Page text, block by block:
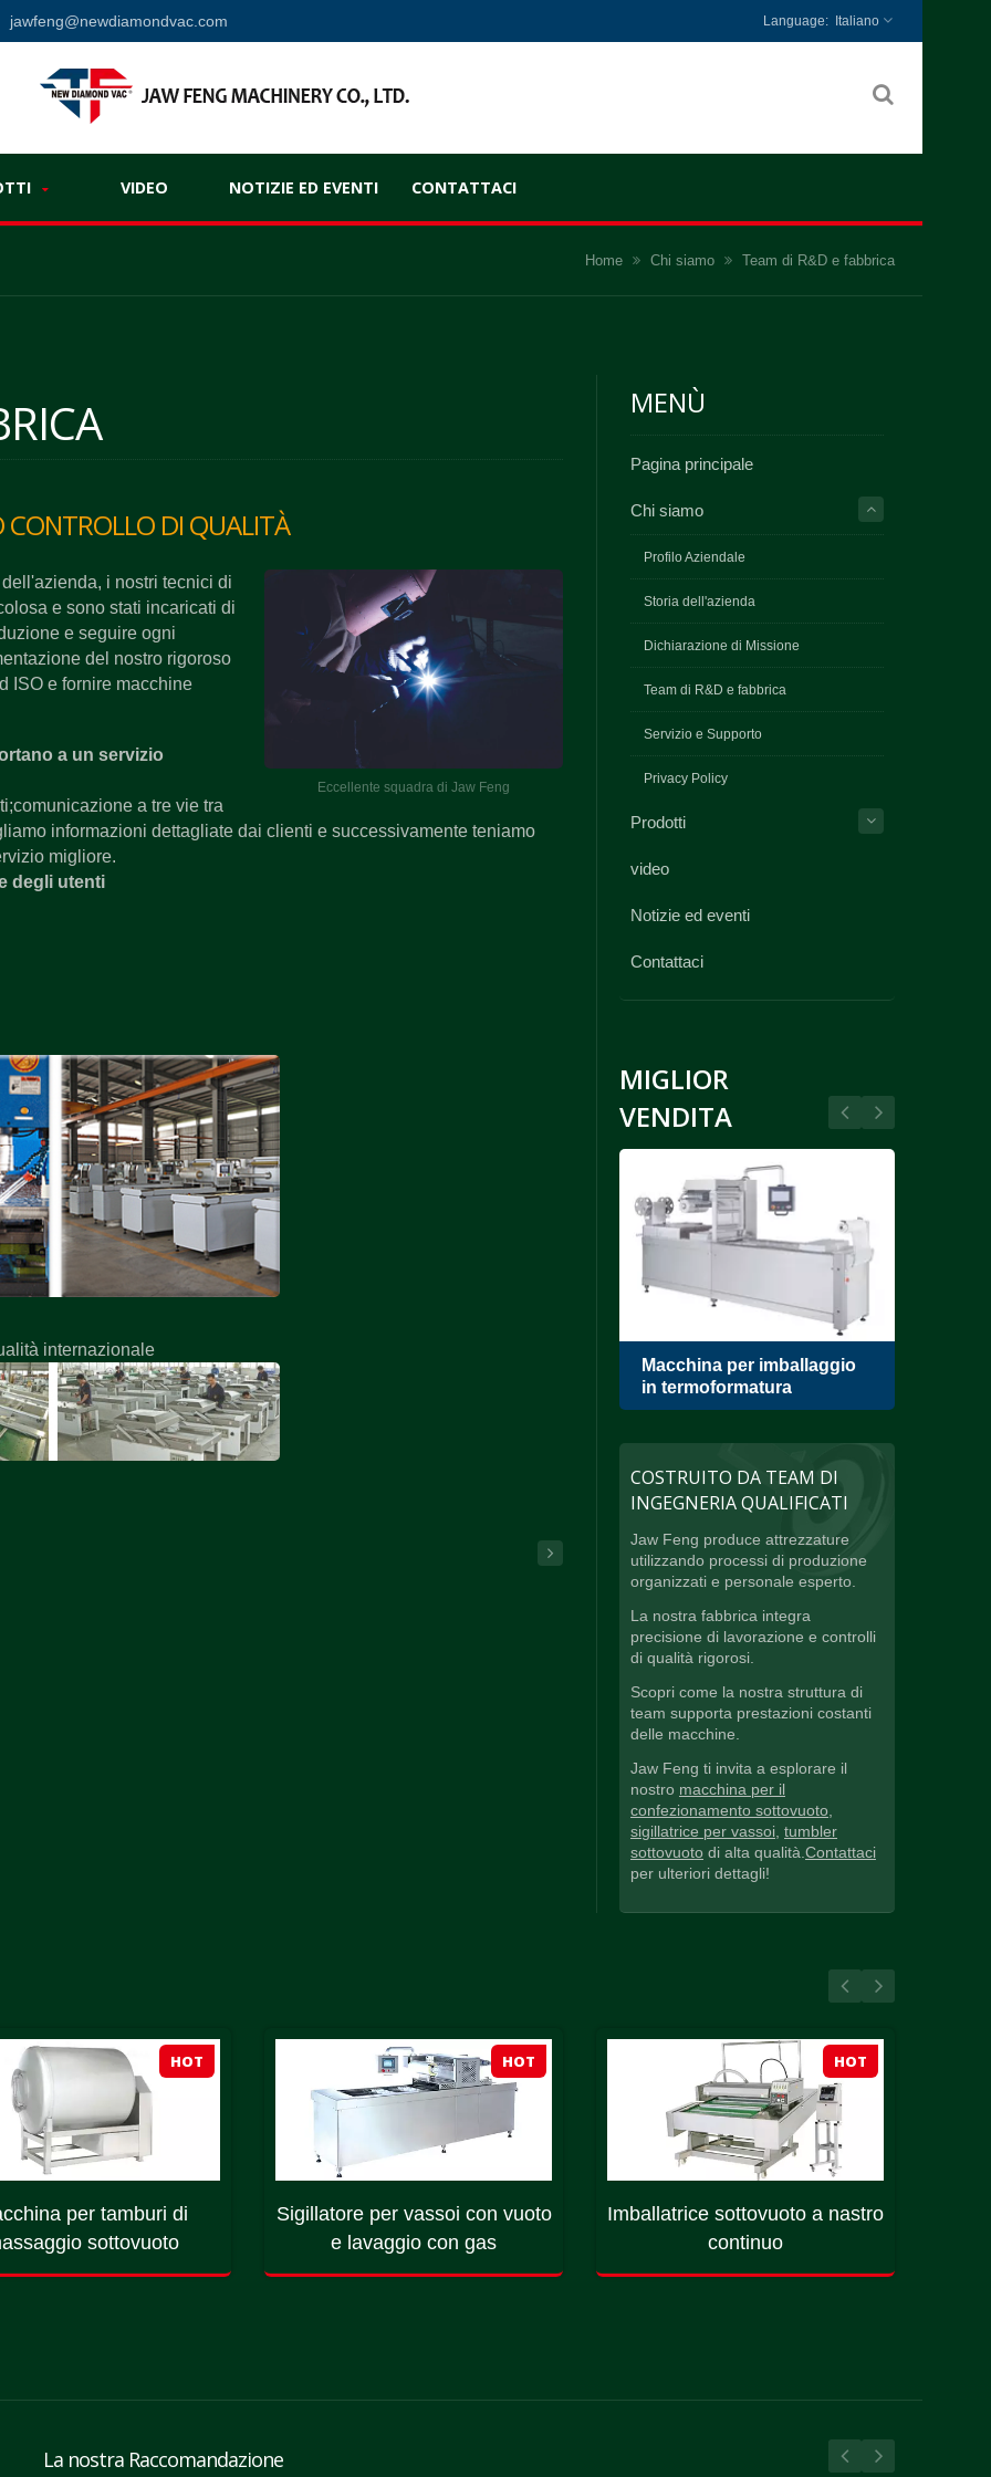
jawfeng@newdiamondvac.com Italiano
VIDEO NOTIZIE ED EVENTI CONTATTACI
Home Chi siamo Team di R&D e fabbrica
CONTROLLO DI QUALITÀ
Eccellente squadra di Jaw Feng
i nostri tecnici di
e sono stati incaricati di
e seguire ogni
del nostro rigoroso
ISO e fornire macchine
a un servizio
a tre vie tra
informazioni dettagliate dai clienti e successivamente teniamo
migliore.
degli utenti
internazionale
MENÙ
Pagina principale
Chi siamo
Profilo Aziendale
Storia dell'azienda
Dichiarazione di Missione
Team di R&D e fabbrica
Servizio e Supporto
Privacy Policy
Prodotti
video
Notizie ed eventi
Contattaci
MIGLIOR
VENDITA
Macchina per imballaggio
in termoformatura
COSTRUITO DA TEAM DI
INGEGNERIA QUALIFICATI
Jaw Feng produce attrezzature
utilizzando processi di produzione
organizzati e personale esperto.
La nostra fabbrica integra
precisione di lavorazione e controlli
di qualità rigorosi.
Scopri come la nostra struttura di
team supporta prestazioni costanti
delle macchine.
Jaw Feng ti invita a esplorare il
nostro macchina per il
confezionamento sottovuoto,
sigillatrice per vassoi, tumbler
sottovuoto di alta qualità.Contattaci
per ulteriori dettagli!
HOT
per tamburi di
sottovuoto
HOT
Sigillatore per vassoi con vuoto
e lavaggio con gas
HOT
Imballatrice sottovuoto a nastro
continuo
La nostra Raccomandazione